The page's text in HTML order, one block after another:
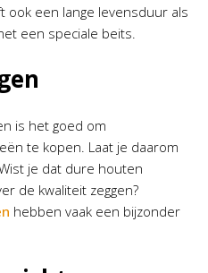
ook een lange levensduur als
een speciale beits.
is het goed om
te kopen. Laat je daarom
je dat dure houten
de kwaliteit zeggen?
hebben vaak een bijzonder